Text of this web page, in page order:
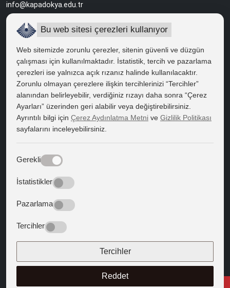
info@kapadokya.edu.tr
Sabiha Gökçen Yerleşkesi
HIZLI ERİŞİM
Bilgi Edinme
Bilgi Paketi
Kapadokya Eduroam
Batıya Yön Veren Metinler
Bu web sitesi çerezleri kullanıyor
Web sitemizde zorunlu çerezler, sitenin güvenli ve düzgün
çalışması için kullanılmaktadır. İstatistik, tercih ve pazarlama
çerezleri ise yalnızca açık rızanız halinde kullanılacaktır.
Zorunlu olmayan çerezlere ilişkin tercihlerinizi “Tercihler”
alanından belirleyebilir, verdiğiniz rızayı daha sonra “Çerez
Ayarları” üzerinden geri alabilir veya değiştirebilirsiniz.
Ayrıntılı bilgi için Çerez Aydınlatma Metni ve Gizlilik Politikası
sayfalarını inceleyebilirsiniz.
Gerekli
İstatistikler
Pazarlama
Tercihler
Tercihler
Reddet